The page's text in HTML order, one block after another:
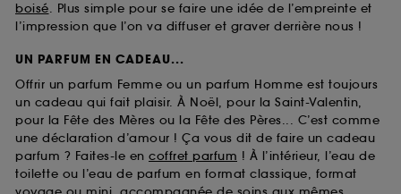
boisé. Plus simple pour se faire une idée de l’empreinte et
l’impression que l’on va diffuser et graver derrière nous !
UN PARFUM EN CADEAU...
Offrir un parfum Femme ou un parfum Homme est toujours
un cadeau qui fait plaisir. À Noël, pour la Saint-Valentin,
pour la Fête des Mères ou la Fête des Pères... C’est comme
une déclaration d’amour ! Ça vous dit de faire un cadeau
parfum ? Faites-le en coffret parfum ! À l’intérieur, l’eau de
toilette ou l’eau de parfum en format classique, format